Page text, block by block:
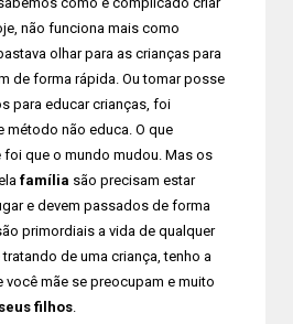
não funciona mais como
olhar para as crianças para
de forma rápida. Ou tomar posse
para educar crianças, foi
método não educa. O que
foi que o mundo mudou. Mas os
família são precisam estar
e devem passados de forma
primordiais a vida de qualquer
de uma criança, tenho a
você mãe se preocupam e muito
filhos.